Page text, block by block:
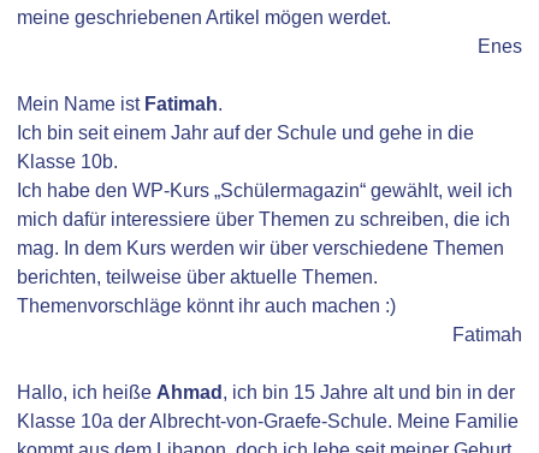
meine geschriebenen Artikel mögen werdet.
Enes
Mein Name ist Fatimah.
Ich bin seit einem Jahr auf der Schule und gehe in die
Klasse 10b.
Ich habe den WP-Kurs „Schülermagazin“ gewählt, weil ich
mich dafür interessiere über Themen zu schreiben, die ich
mag. In dem Kurs werden wir über verschiedene Themen
berichten, teilweise über aktuelle Themen.
Themenvorschläge könnt ihr auch machen :)
Fatimah
Hallo, ich heiße Ahmad , ich bin 15 Jahre alt und bin in der
Klasse 10a der Albrecht-von-Graefe-Schule. Meine Familie